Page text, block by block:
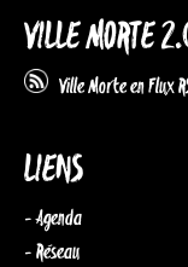
VILLE MORTE
Ville Morte en Flux
LIENS
- Agenda
- Réseau